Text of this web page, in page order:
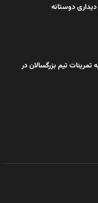
دوستانه
تیم بزرگسالان در